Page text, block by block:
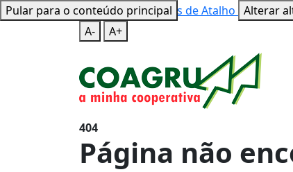
Pular para o conteúdo principal
Mapa do Site Teclas de Atalho Alterar
A-
A+
404
Página não